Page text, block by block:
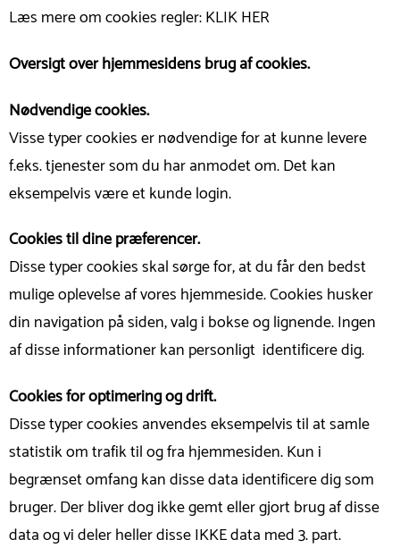
Læs mere om cookies regler:KLIK HER
Oversigt over hjemmesidens brug af cookies.
Nødvendige cookies.
Visse typer cookies er nødvendige for at kunne levere
f.eks. tjenester som du har anmodet om. Det kan
eksempelvis være et kunde login.
Cookies til dine præferencer.
Disse typer cookies skal sørge for, at du får den bedst
mulige oplevelse af vores hjemmeside. Cookies husker
din navigation på siden, valg i bokse og lignende. Ingen
af disse informationer kan personligt identificere dig.
Cookies for optimering og drift.
Disse typer cookies anvendes eksempelvis til at samle
statistik om trafik til og fra hjemmesiden. Kun i
begrænset omfang kan disse data identificere dig som
bruger. Der bliver dog ikke gemt eller gjort brug af disse
data og vi deler heller disse IKKE data med 3. part.